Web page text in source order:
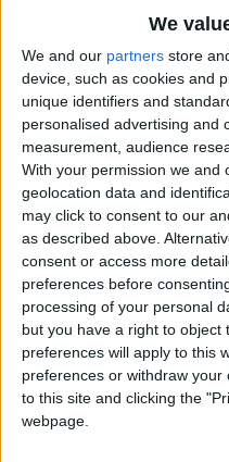
We
We and our partners store
device, such as cookies and
unique identifiers and
personalised advertising and
measurement, audience
With your permission we and
geolocation data and
may click to consent to our
as described above.
consent or access more
preferences before
processing of your personal
but you have a right to object
preferences will apply to this
preferences or withdraw
to this site and clicking the
webpage.
par l’urgence de revenir au
reviennent à hauteur grâce
Akliouche, bien aidé par la
des défenseurs
d’une récupération de
touche et Mamadou
Fofana, dont la passe vers